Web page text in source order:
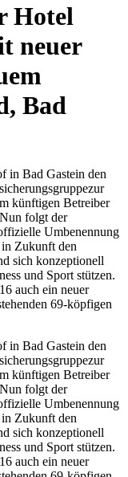
Hotel
neuer
Bad
in Bad Gastein den
künftigen Betreiber
folgt der
Umbenennung
in Zukunft den
sich konzeptionell
und Sport stützen.
auch ein neuer
69-köpfigen
in Bad Gastein den
künftigen Betreiber
folgt der
Umbenennung
in Zukunft den
sich konzeptionell
und Sport stützen.
auch ein neuer